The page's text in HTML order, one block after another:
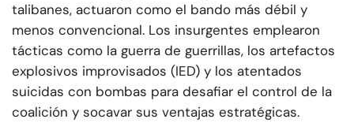
talibanes, actuaron como el bando más débil y
menos convencional. Los insurgentes emplearon
tácticas como la guerra de guerrillas, los artefactos
explosivos improvisados (IED) y los atentados
suicidas con bombas para desafiar el control de la
coalición y socavar sus ventajas estratégicas.